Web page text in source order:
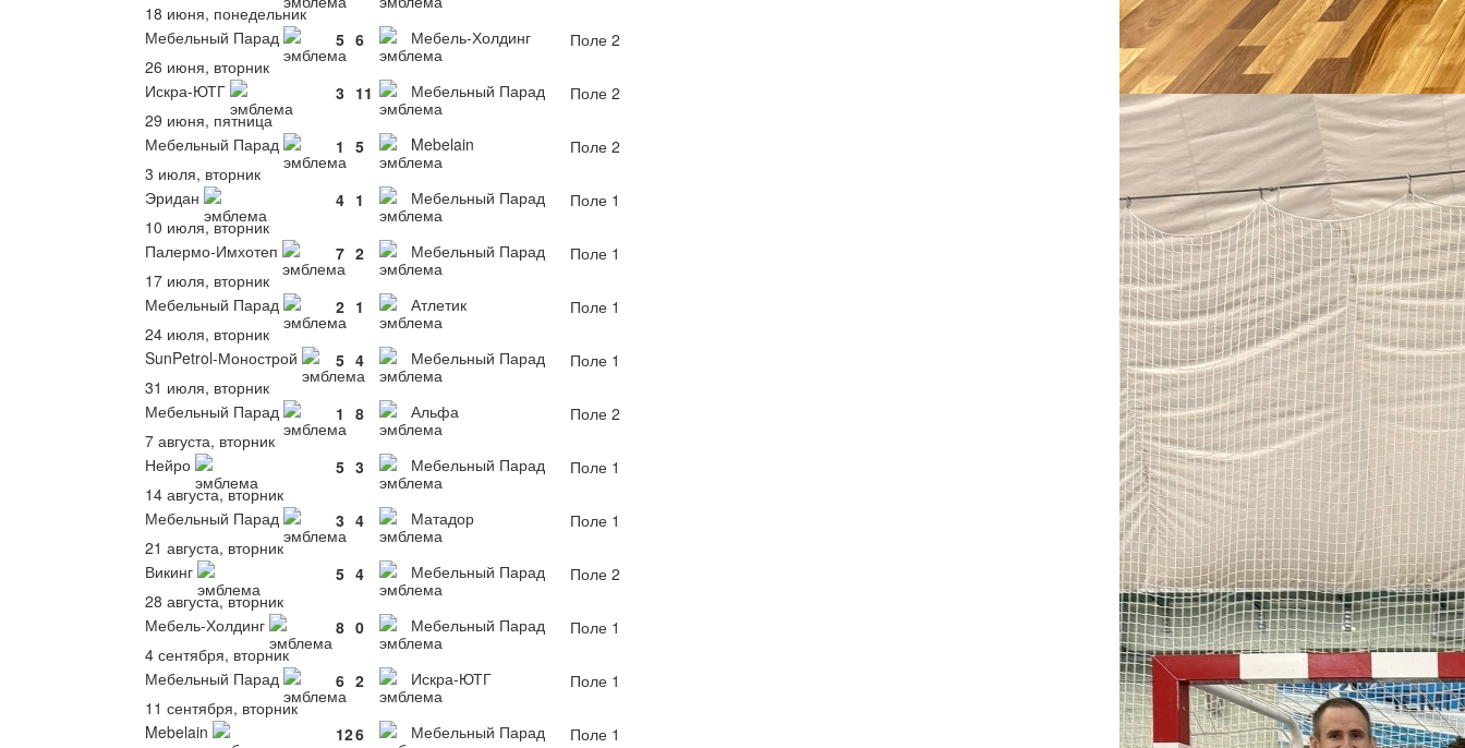
18 июня, понедельник
Мебельный Парад
5 6 Мебель-Холдинг
Поле 2
26 июня, вторник
Искра-ЮТГ
3 11 Мебельный Парад
Поле 2
29 июня, пятница
Мебельный Парад
1 5 Mebelain
Поле 2
3 июля, вторник
Эридан
4 1 Мебельный Парад
Поле 1
10 июля, вторник
Палермо-Имхотеп
7 2 Мебельный Парад
Поле 1
17 июля, вторник
Мебельный Парад
2 1 Атлетик
Поле 1
24 июля, вторник
SunPetrol-Монострой
5 4 Мебельный Парад
Поле 1
31 июля, вторник
Мебельный Парад
1 8 Альфа
Поле 2
7 августа, вторник
Нейро
5 3 Мебельный Парад
Поле 1
14 августа, вторник
Мебельный Парад
3 4 Матадор
Поле 1
21 августа, вторник
Викинг
5 4 Мебельный Парад
Поле 2
28 августа, вторник
Мебель-Холдинг
8 0 Мебельный Парад
Поле 1
4 сентября, вторник
Мебельный Парад
6 2 Искра-ЮТГ
Поле 1
11 сентября, вторник
Mebelain
126 Мебельный Парад
Поле 1